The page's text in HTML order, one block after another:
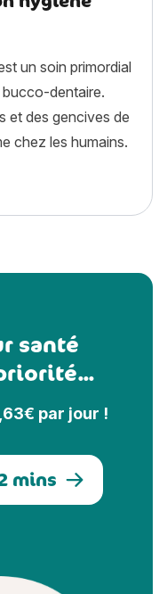
un soin primordial
dentaire.
et des gencives de
chez les humains.
santé
par jour !
mins